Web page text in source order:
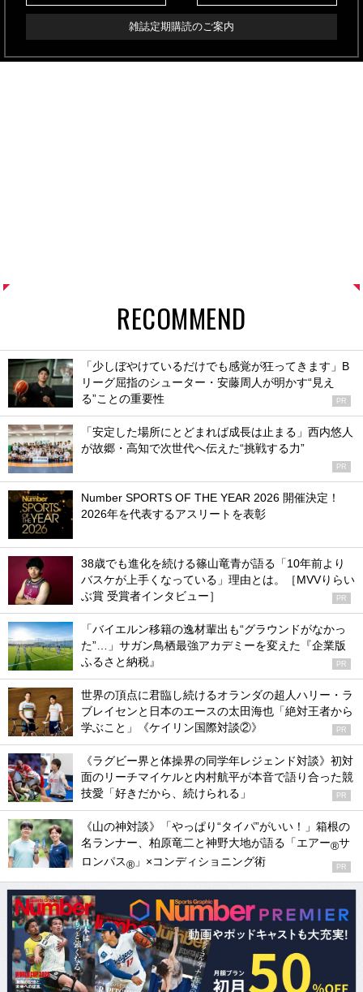
雑誌定期購読のご案内
RECOMMEND
「少しぼやけているだけでも感覚が狂ってきます」B
リーグ屈指のシューター・安藤周人が明かす“見え
る”ことの重要性
PR
「安定した場所にとどまれば成長は止まる」西内悠人
が故郷・高知で次世代へ伝えた“挑戦する力”
PR
Number SPORTS OF THE YEAR 2026 開催決定！
2026年を代表するアスリートを表彰
38歳でも進化を続ける篠山竜青が語る「10年前より
バスケが上手くなっている」理由とは。［MVVりらい
ぶ賞 受賞者インタビュー］
PR
「バイエルン移籍の逸材輩出も“グラウンドがなかっ
た”…」サガン鳥栖最強アカデミーを変えた『企業版
ふるさと納税』
PR
世界の頂点に君臨し続けるオランダの超人ハリー・ラ
ブレイセンと日本のエースの太田海也「絶対王者から
学ぶこと」《ケイリン国際対談②》
PR
《ラグビー界と体操界の同学年レジェンド対談》初対
面のリーチマイケルと内村航平が本音で語り合った競
技愛「好きだから、続けられる」
PR
《山の神対談》「やっぱり“タイパ”がいい！」箱根の
名ランナー、柏原竜二と神野大地が語る「エアー®サ
ロンパス® 」×コンディショニング術 PR